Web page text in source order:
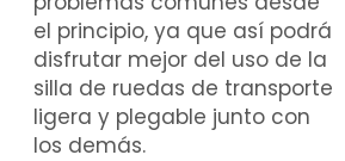
el principio, ya que así podrá
disfrutar mejor del uso de la
silla de ruedas de transporte
ligera y plegable junto con
los demás.